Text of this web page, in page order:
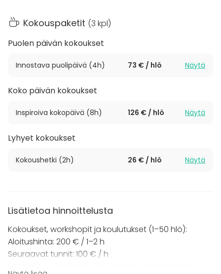
täydellisesti kokouspäivää tai toimivat
mieleenpainuvina ohjelmanumeroina osana muita
tapahtumia.
Tilaisuuksia järjestetään ti–su klo 9–21. Ota rohkeasti
Hiljaisuutta vaativiin tapahtumiin Aitio soveltuu
Kokouspaketit (3 kpl)
Puolen päivän kokoukset
Innostava puolipäivä (4h) 73 € / hlö Näytä
Koko päivän kokoukset
Inspiroiva kokopäivä (8h) 126 € / hlö Näytä
Lyhyet kokoukset
Kokoushetki (2h) 26 € / hlö Näytä
Lisätietoa hinnoittelusta
Kokoukset, workshopit ja koulutukset (1–50 hlö):
Aloitushinta: 200 € / 1–2 h
Seuraavat tunnit: 100 € / h